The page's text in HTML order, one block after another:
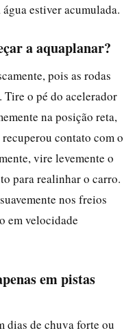
estiver acumulada.
a aquaplanar?
pois as rodas
Tire o pé do acelerador
na posição reta,
contato com o
vire levemente o
para realinhar o carro.
nos freios
em velocidade
em pistas
dias de chuva forte ou